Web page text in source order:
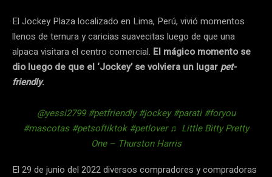
El Jockey Plaza localizado en Lima, Perú, vivió momentos
llenos de ternura y caricias suavecitas luego de que una
alpaca visitara el centro comercial. El mágico momento se
dio luego de que el ‘Jockey’ se volviera un lugarpet-
friendly.
@yessi2799 #petfriendly #jockey #parati #foryou
#mascotas #petsoftiktok #petlover ♬ Little Bitty Pretty
One – Thurston Harris
El 29 de junio del 2022 diversos compradores y compradoras